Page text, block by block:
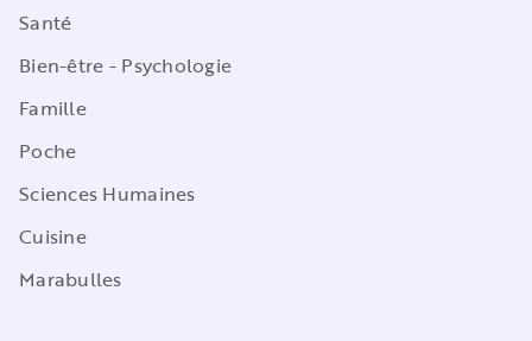
Santé
Bien-être - Psychologie
Famille
Poche
Sciences Humaines
Cuisine
Marabulles